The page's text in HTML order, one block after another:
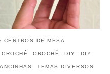
CENTROS DE MESA
CROCHÊ CROCHÊ DIY DIY
TEMAS DIVERSOS